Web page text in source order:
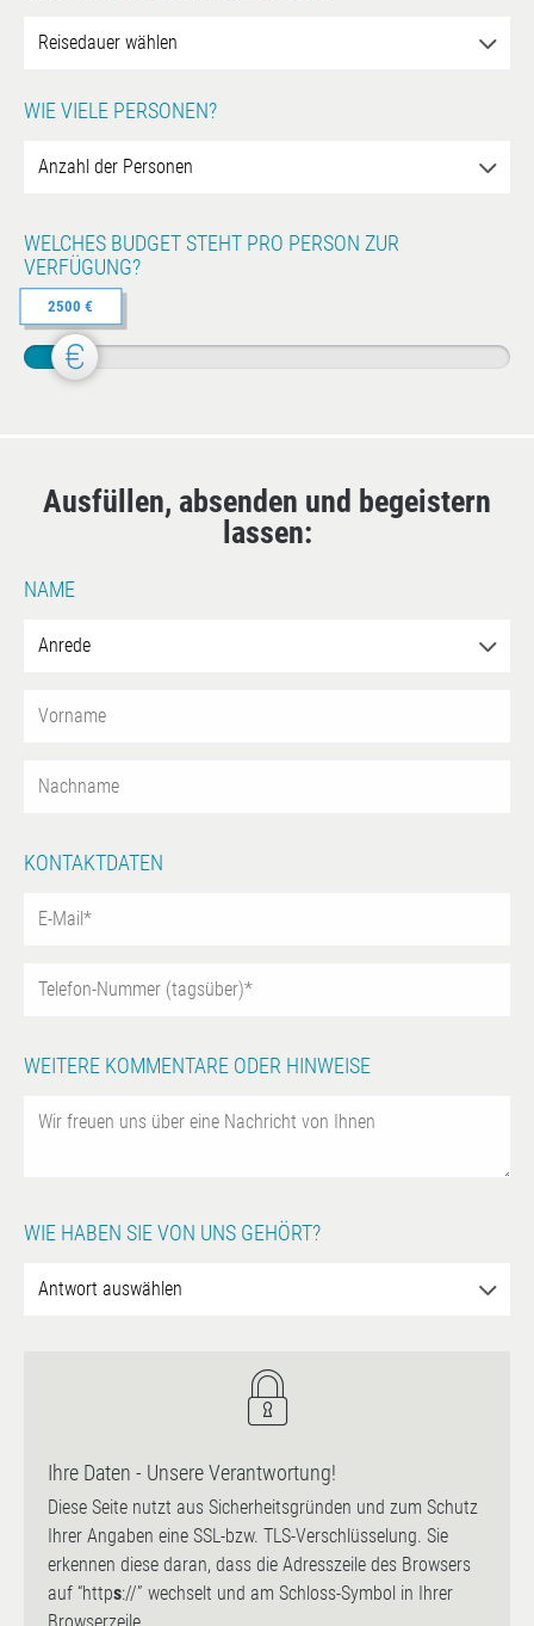
WIE VIELE PERSONEN?
WELCHES BUDGET STEHT PRO PERSON ZUR
VERFÜGUNG?
2500 €
Ausfüllen, absenden und begeistern
lassen:
NAME
KONTAKTDATEN
WEITERE KOMMENTARE ODER HINWEISE
WIE HABEN SIE VON UNS GEHÖRT?
Ihre Daten - Unsere Verantwortung!
Diese Seite nutzt aus Sicherheitsgründen und zum Schutz
Ihrer Angaben eine SSL-bzw. TLS-Verschlüsselung. Sie
erkennen diese daran, dass die Adresszeile des Browsers
auf “https://” wechselt und am Schloss-Symbol in Ihrer